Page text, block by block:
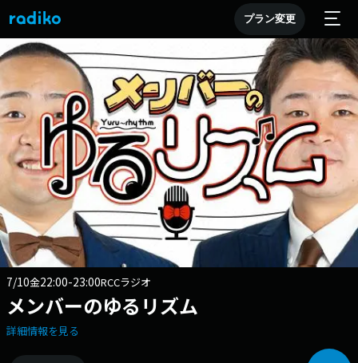
プラン変更
7/10金22:00-23:00RCCラジオ
メンバーのゆるリズム
詳細情報を見る